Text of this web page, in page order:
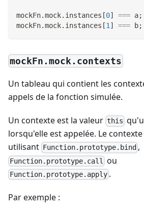
mockFn.mock. instances [0] === a;
mockFn.mock. instances [1 ] === b;
mockFn.mock.contexts
Un tableau qui contient les
appels de la fonction simulée.
Un contexte est la valeur this
lorsqu'elle est appelée. Le
utilisant
Function.prototype.bind ,
Function.prototype.call ou
Function.prototype.apply .
Par exemple :